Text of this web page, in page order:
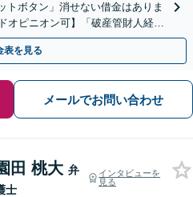
トボタン」消せない借金はありま
オピニオン可】「破産管財人経験
に精通」
表を見る
メールでお問い合わせ
田 桃大 弁
士
インタビューを
見る